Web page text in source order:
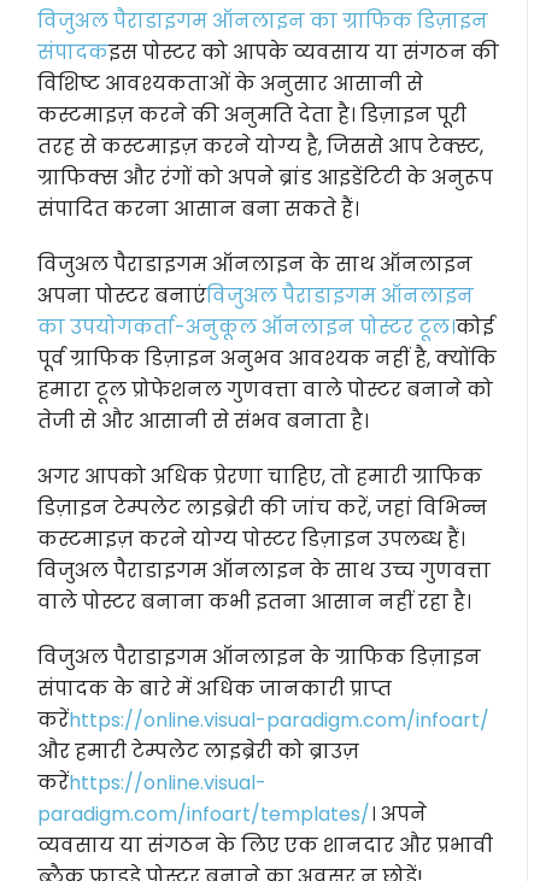
विजुअल पैराडाइगम ऑनलाइन का ग्राफिक डिज़ाइन
संपादकइस पोस्टर को आपके व्यवसाय या संगठन की
विशिष्ट आवश्यकताओं के अनुसार आसानी से
कस्टमाइज़ करने की अनुमति देता है। डिज़ाइन पूरी
तरह से कस्टमाइज़ करने योग्य है, जिससे आप टेक्स्ट,
ग्राफिक्स और रंगों को अपने ब्रांड आइडेंटिटी के अनुरूप
संपादित करना आसान बना सकते हैं।
विजुअल पैराडाइगम ऑनलाइन के साथ ऑनलाइन
अपना पोस्टर बनाएंविजुअल पैराडाइगम ऑनलाइन
का उपयोगकर्ता-अनुकूल ऑनलाइन पोस्टर टूल।कोई
पूर्व ग्राफिक डिज़ाइन अनुभव आवश्यक नहीं है, क्योंकि
हमारा टूल प्रोफेशनल गुणवत्ता वाले पोस्टर बनाने को
तेजी से और आसानी से संभव बनाता है।
अगर आपको अधिक प्रेरणा चाहिए, तो हमारी ग्राफिक
डिज़ाइन टेम्पलेट लाइब्रेरी की जांच करें, जहां विभिन्न
कस्टमाइज़ करने योग्य पोस्टर डिज़ाइन उपलब्ध हैं।
विजुअल पैराडाइगम ऑनलाइन के साथ उच्च गुणवत्ता
वाले पोस्टर बनाना कभी इतना आसान नहीं रहा है।
विजुअल पैराडाइगम ऑनलाइन के ग्राफिक डिज़ाइन
संपादक के बारे में अधिक जानकारी प्राप्त
करेंhttps://online.visual-paradigm.com/infoart/
और हमारी टेम्पलेट लाइब्रेरी को ब्राउज़
करेंhttps://online.visual-
paradigm.com/infoart/templates/। अपने
व्यवसाय या संगठन के लिए एक शानदार और प्रभावी